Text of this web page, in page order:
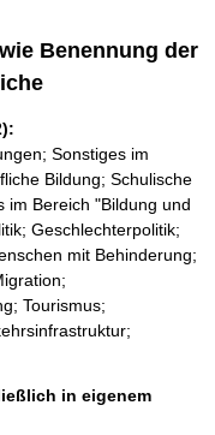
Benennung der
Sonstiges im
Bildung; Schulische
im Bereich "Bildung und
Geschlechterpolitik;
mit Behinderung;
Tourismus;
in eigenem